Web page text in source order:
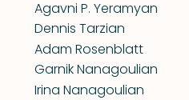
Agavni P. Yeramyan
Dennis Tarzian
Adam Rosenblatt
Garnik Nanagoulian
Irina Nanagoulian